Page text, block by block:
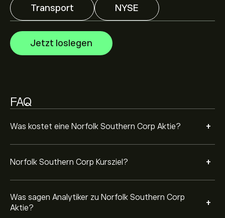
Transport NYSE
Jetzt loslegen
FAQ
Was kostet eine Norfolk Southern Corp Aktie? +
Norfolk Southern Corp Kursziel? +
Was sagen Analytiker zu Norfolk Southern Corp
Aktie?
+
Corp basierend auf Markttrends, Finanzberichten und
erwartetem Wachstum. Hier finden Sie die aktuellen
Die Marktkapitalisierung von Norfolk Southern Corp
beträgt 75.1B‎$‎ USD
Konsens: Moderater Kauf.